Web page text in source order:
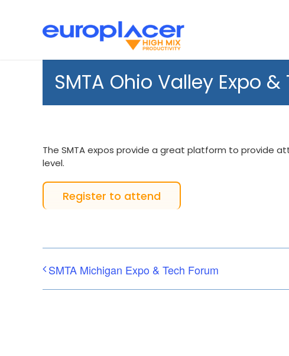
Placement CMS
Sérigraphie
Support
Actualités
SMTA Ohio Valley Expo
The SMTA expos provide a great platform to provide
level.
Register to attend
SMTA Michigan Expo & Tech Forum